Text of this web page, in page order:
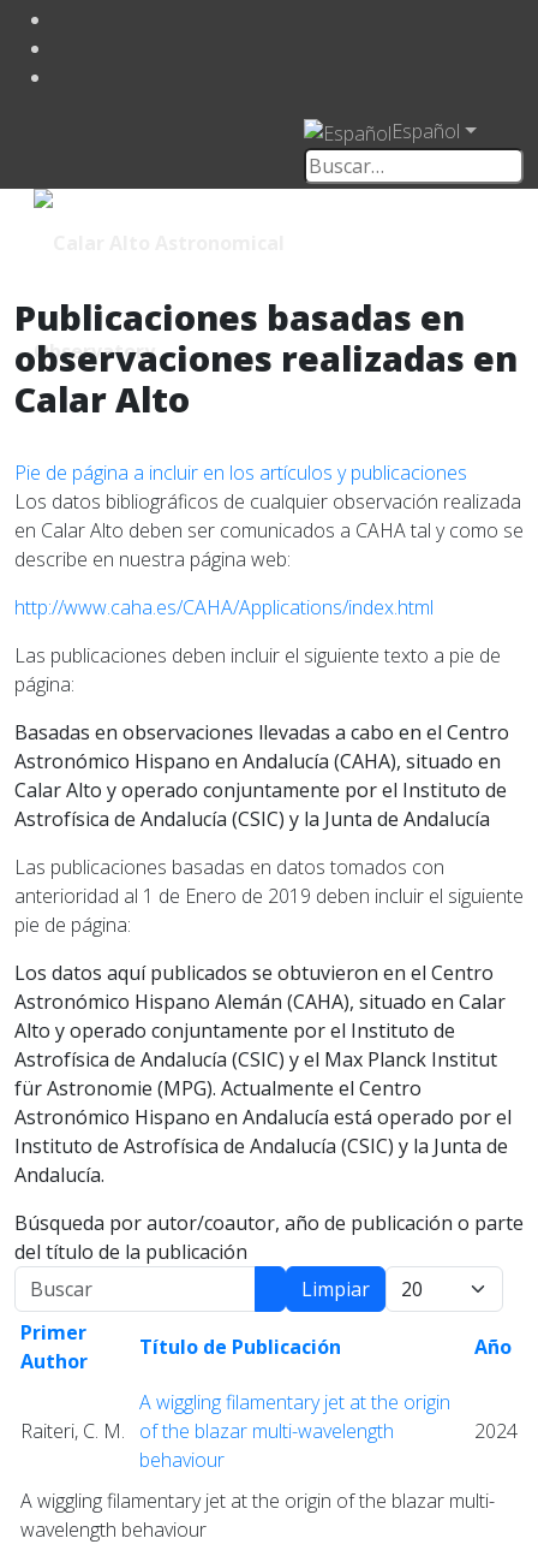
Español
Publicaciones basadas en
observaciones realizadas en
Calar Alto
Pie de página a incluir en los artículos y publicaciones
Los datos bibliográficos de cualquier observación realizada
en Calar Alto deben ser comunicados a CAHA tal y como se
describe en nuestra página web:
http://www.caha.es/CAHA/Applications/index.html
Las publicaciones deben incluir el siguiente texto a pie de
página:
Basadas en observaciones llevadas a cabo en el Centro
Astronómico Hispano en Andalucía (CAHA), situado en
Calar Alto y operado conjuntamente por el Instituto de
Astrofísica de Andalucía (CSIC) y la Junta de Andalucía
Las publicaciones basadas en datos tomados con
anterioridad al 1 de Enero de 2019 deben incluir el siguiente
pie de página:
Los datos aquí publicados se obtuvieron en el Centro
Astronómico Hispano Alemán (CAHA), situado en Calar
Alto y operado conjuntamente por el Instituto de
Astrofísica de Andalucía (CSIC) y el Max Planck Institut
für Astronomie (MPG). Actualmente el Centro
Astronómico Hispano en Andalucía está operado por el
Instituto de Astrofísica de Andalucía (CSIC) y la Junta de
Andalucía.
Búsqueda por autor/coautor, año de publicación o parte
del título de la publicación
Buscar
Limpiar Mostrar:
Primer
Author
Título de Publicación Año
Raiteri, C. M.
A wiggling filamentary jet at the origin
of the blazar multi-wavelength
behaviour
2024
A wiggling filamentary jet at the origin of the blazar multi-
wavelength behaviour